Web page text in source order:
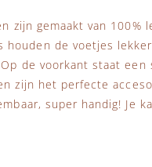
zijn gemaakt van 100%
houden de voetjes
de voorkant staat een
zijn het perfecte
super handig! Je